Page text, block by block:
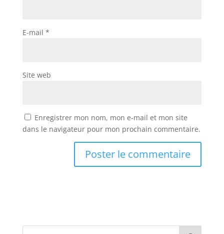
E-mail *
Site web
Enregistrer mon nom, mon e-mail et mon site
dans le navigateur pour mon prochain commentaire.